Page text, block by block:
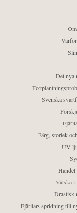
Det nya
Svenska
Färg, storlek
UV-
Handel
Vätska i
Drastisk
Fjärilars spridning till